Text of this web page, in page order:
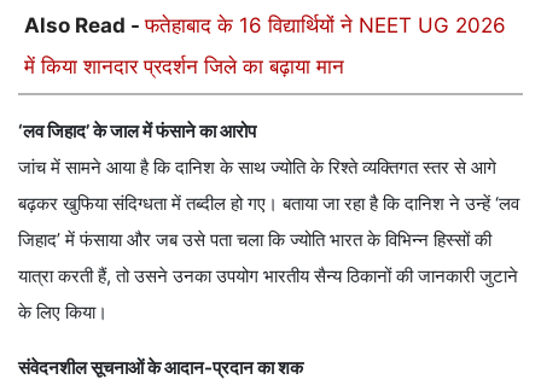
Also Read -फतेहाबाद के 16 विद्यार्थियों ने NEET UG 2026
में किया शानदार प्रदर्शन जिले का बढ़ाया मान
‘लव जिहाद’ के जाल में फंसाने का आरोप
जांच में सामने आया है कि दानिश के साथ ज्योति के रिश्ते व्यक्तिगत स्तर से आगे
बढ़कर खुफिया संदिग्धता में तब्दील हो गए। बताया जा रहा है कि दानिश ने उन्हें ‘लव
जिहाद’ में फंसाया और जब उसे पता चला कि ज्योति भारत के विभिन्न हिस्सों की
यात्रा करती हैं, तो उसने उनका उपयोग भारतीय सैन्य ठिकानों की जानकारी जुटाने
के लिए किया।
संवेदनशील सूचनाओं के आदान-प्रदान का शक